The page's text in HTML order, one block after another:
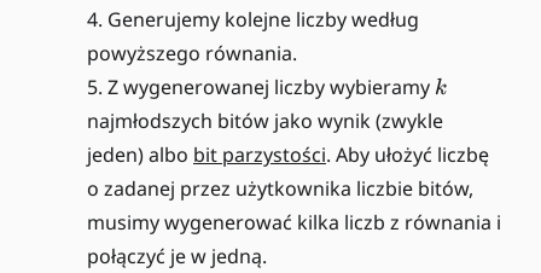
q
ui
v
3
\
m
o
d
4
d
ot
Generujemy kolejne liczby według
powyższego równania.
Z wygenerowanej liczby wybieramy k
k
najmłodszych bitów jako wynik (zwykle
jeden) albo bit parzystości. Aby ułożyć liczbę
o zadanej przez użytkownika liczbie bitów,
musimy wygenerować kilka liczb z równania i
połączyć je w jedną.